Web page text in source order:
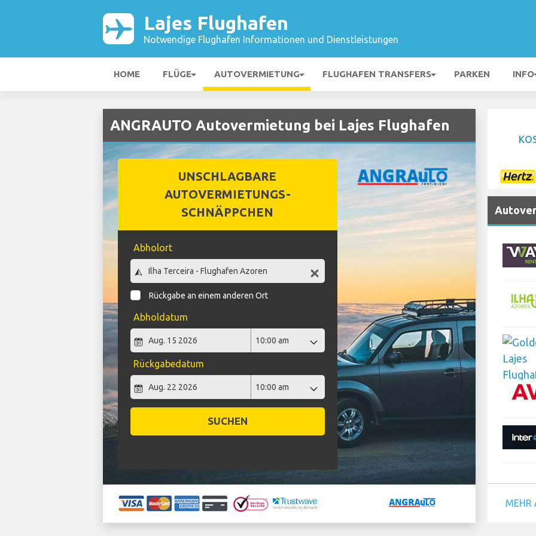
Lajes Flughafen
Notwendige Flughafen Informationen und Dienstleistungen
HOME FLÜGE AUTOVERMIETUNG FLUGHAFEN TRANSFERS PARKEN INFO
ANGRAUTO Autovermietung bei Lajes Flughafen
UNSCHLAGBARE
AUTOVERMIETUNGS-
SCHNÄPPCHEN
Abholort
Rückgabe an einem anderen Ort
Abholdatum
Rückgabedatum
SUCHEN
MEHR